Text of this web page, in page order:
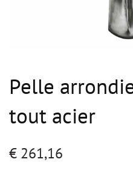
Pelle
tout acier
€ 261,16